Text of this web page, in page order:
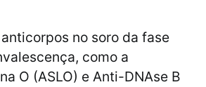
no soro da fase
como a
O (ASLO) e Anti-DNAse B